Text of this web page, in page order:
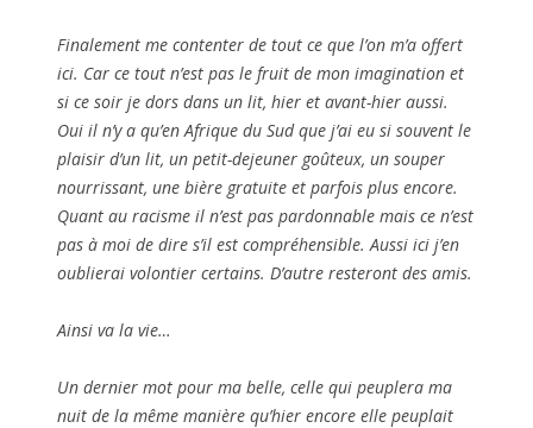
Finalement me contenter de tout ce que l’on m’a offert
ici. Car ce tout n’est pas le fruit de mon imagination et
si ce soir je dors dans un lit, hier et avant-hier aussi.
Oui il n’y a qu’en Afrique du Sud que j’ai eu si souvent le
plaisir d’un lit, un petit-dejeuner goûteux, un souper
nourrissant, une bière gratuite et parfois plus encore.
Quant au racisme il n’est pas pardonnable mais ce n’est
pas à moi de dire s’il est compréhensible. Aussi ici j’en
oublierai volontier certains. D’autre resteront des amis.
Ainsi va la vie…
Un dernier mot pour ma belle, celle qui peuplera ma
nuit de la même manière qu’hier encore elle peuplait